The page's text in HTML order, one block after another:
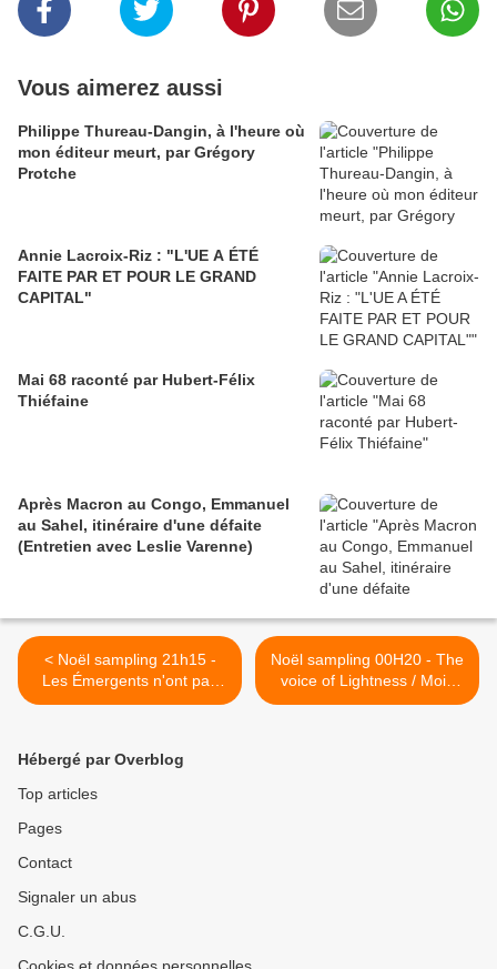
Vous aimerez aussi
Philippe Thureau-Dangin, à l'heure où
mon éditeur meurt, par Grégory
Protche
Annie Lacroix-Riz : "L'UE A ÉTÉ
FAITE PAR ET POUR LE GRAND
CAPITAL"
Mai 68 raconté par Hubert-Félix
Thiéfaine
Après Macron au Congo, Emmanuel
au Sahel, itinéraire d'une défaite
(Entretien avec Leslie Varenne)
< Noël sampling 21h15 -
Les Émergents n'ont pas
intéret à intégrer l'oligarchie
Noël sampling 00H20 - The
voice of Lightness / Mois
Tabu Ley Rochereau -
Hébergé par Overblog
Top articles
Pages
Contact
Signaler un abus
C.G.U.